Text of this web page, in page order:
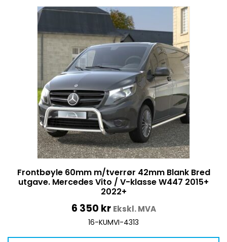
Frontbøyle 60mm m/tverrør 42mm Blank Bred
utgave. Mercedes Vito / V-klasse W447 2015+
2022+
6 350 kr Ekskl. MVA
16-KUMVI-4313